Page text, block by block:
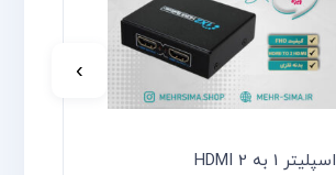
اسپلیتر 1 به 2 HDMI
›